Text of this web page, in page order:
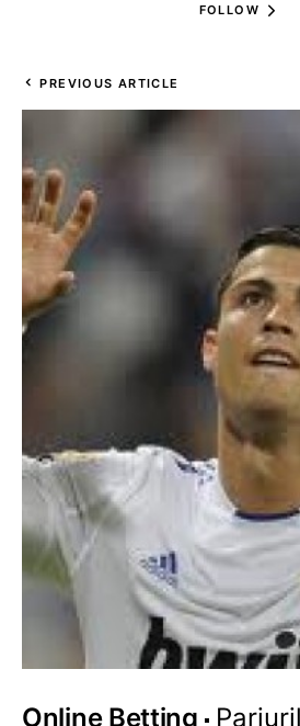
FOLLOW
PREVIOUS ARTICLE
Online Betting